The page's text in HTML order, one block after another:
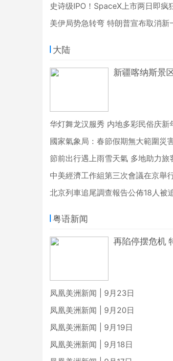
史诗级IPO！SpaceX上市两日即疯
美伊局势急转弯 特朗普宣布取消新
大陆
新疆喀纳斯景
华灯舞龙汉服秀 内地多彩民俗庆新
國家氣象局：春節假期無大範圍災
節前出行遇上雨雪天氣 多地助力旅
中美經濟工作組第三次會議在京舉
北京列車追尾調查報告公佈18人被
粤语新闻
再陷停摆危机
凤凰美洲新闻 | 9月23日
凤凰美洲新闻 | 9月20日
凤凰美洲新闻 | 9月19日
凤凰美洲新闻 | 9月18日